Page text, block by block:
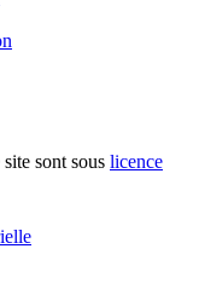
sont sous licence